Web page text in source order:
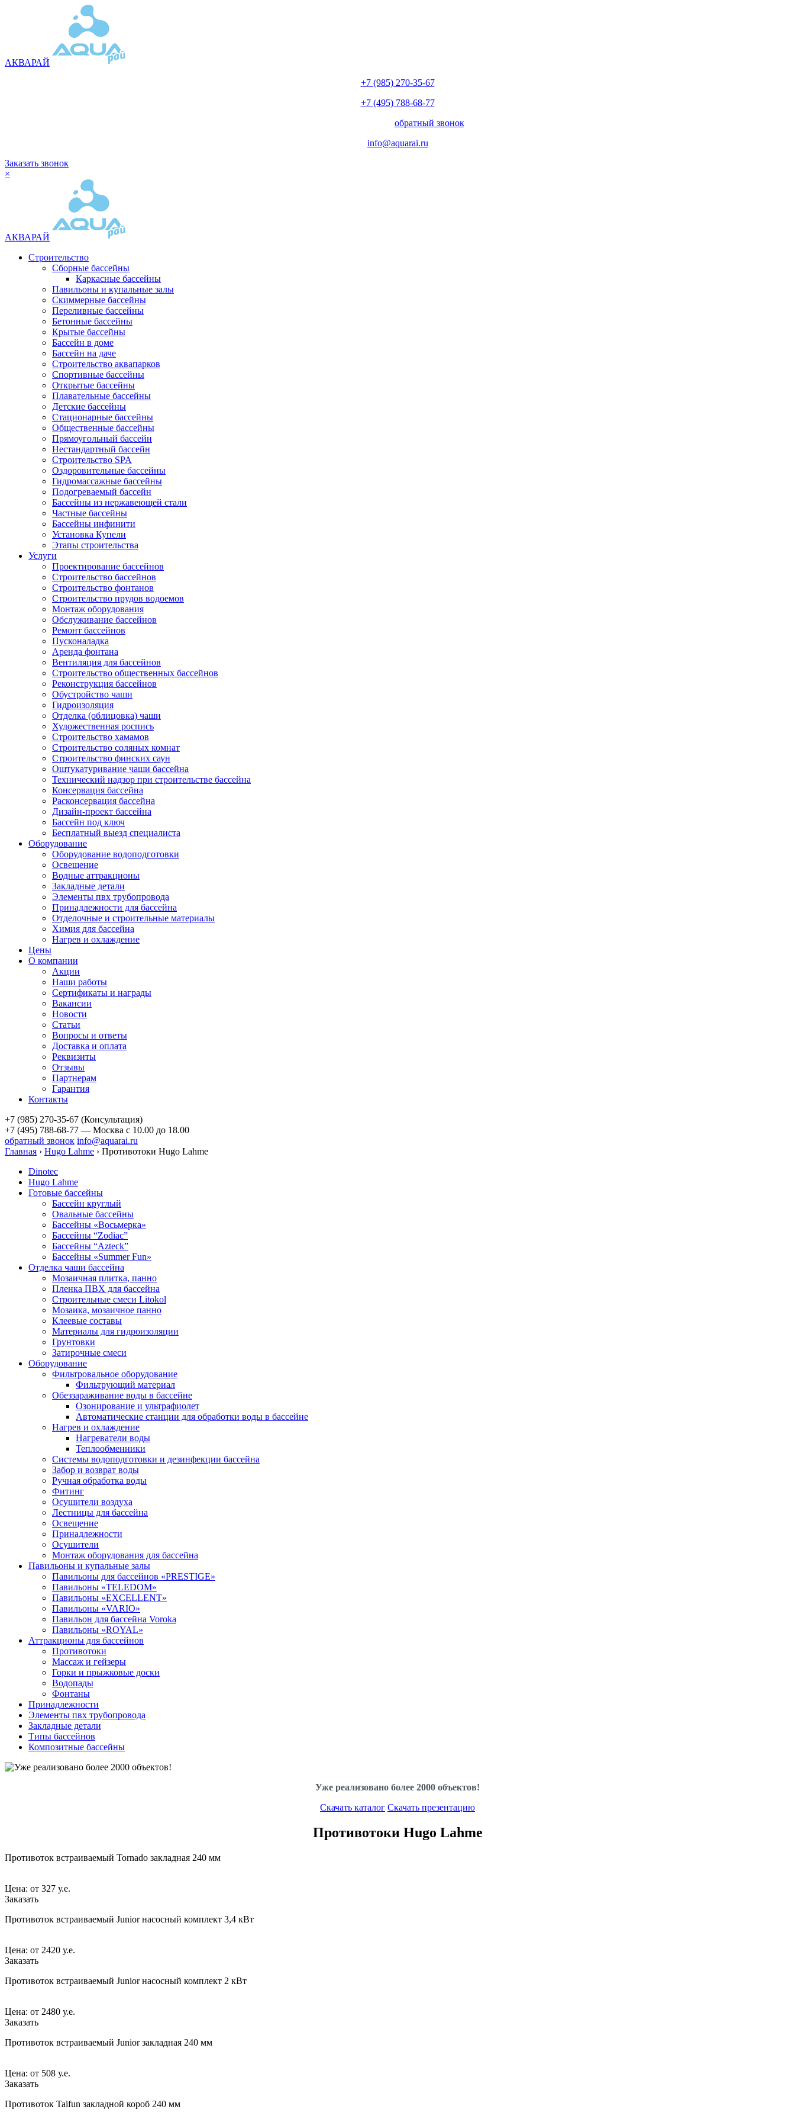
АКВАРАЙ
+7 (985) 270-35-67
+7 (495) 788-68-77
обратный звонок
info@aquarai.ru
Заказать звонок
×
АКВАРАЙ
Строительство
Сборные бассейны
Каркасные бассейны
Павильоны и купальные залы
Скиммерные бассейны
Переливные бассейны
Бетонные бассейны
Крытые бассейны
Бассейн в доме
Бассейн на даче
Строительство аквапарков
Спортивные бассейны
Открытые бассейны
Плавательные бассейны
Детские бассейны
Стационарные бассейны
Общественные бассейны
Прямоугольный бассейн
Нестандартный бассейн
Строительство SPA
Оздоровительные бассейны
Гидромассажные бассейны
Подогреваемый бассейн
Бассейны из нержавеющей стали
Частные бассейны
Бассейны инфинити
Установка Купели
Этапы строительства
Услуги
Проектирование бассейнов
Строительство бассейнов
Строительство фонтанов
Строительство прудов водоемов
Монтаж оборудования
Обслуживание бассейнов
Ремонт бассейнов
Пусконаладка
Аренда фонтана
Вентиляция для бассейнов
Строительство общественных бассейнов
Реконструкция бассейнов
Обустройство чаши
Гидроизоляция
Отделка (облицовка) чаши
Художественная роспись
Строительство хамамов
Строительство соляных комнат
Строительство финских саун
Оштукатуривание чаши бассейна
Технический надзор при строительстве бассейна
Консервация бассейна
Расконсервация бассейна
Дизайн-проект бассейна
Бассейн под ключ
Бесплатный выезд специалиста
Оборудование
Оборудование водоподготовки
Освещение
Водные аттракционы
Закладные детали
Элементы пвх трубопровода
Принадлежности для бассейна
Отделочные и строительные материалы
Химия для бассейна
Нагрев и охлаждение
Цены
О компании
Акции
Наши работы
Сертификаты и награды
Вакансии
Новости
Статьи
Вопросы и ответы
Доставка и оплата
Реквизиты
Отзывы
Партнерам
Гарантия
Контакты
+7 (985) 270-35-67 (Консультация)
+7 (495) 788-68-77 — Москва с 10.00 до 18.00
обратный звонок info@aquarai.ru
Главная › Hugo Lahme › Противотоки Hugo Lahme
Dinotec
Hugo Lahme
Готовые бассейны
Бассейн круглый
Овальные бассейны
Бассейны «Восьмерка»
Бассейны “Zodiac”
Бассейны “Azteck”
Бассейны «Summer Fun»
Отделка чаши бассейна
Мозаичная плитка, панно
Пленка ПВХ для бассейна
Строительные смеси Litokol
Мозаика, мозаичное панно
Клеевые составы
Материалы для гидроизоляции
Грунтовки
Затирочные смеси
Оборудование
Фильтровальное оборудование
Фильтрующий материал
Обеззараживание воды в бассейне
Озонирование и ультрафиолет
Автоматические станции для обработки воды в бассейне
Нагрев и охлаждение
Нагреватели воды
Теплообменники
Системы водоподготовки и дезинфекции бассейна
Забор и возврат воды
Ручная обработка воды
Фитинг
Осушители воздуха
Лестницы для бассейна
Освещение
Принадлежности
Осушители
Монтаж оборудования для бассейна
Павильоны и купальные залы
Павильоны для бассейнов «PRESTIGE»
Павильоны «TELEDOM»
Павильоны «EXCELLENT»
Павильоны «VARIO»
Павильон для бассейна Voroka
Павильоны «ROYAL»
Аттракционы для бассейнов
Противотоки
Массаж и гейзеры
Горки и прыжковые доски
Водопады
Фонтаны
Принадлежности
Элементы пвх трубопровода
Закладные детали
Типы бассейнов
Композитные бассейны
Уже реализовано более 2000 объектов!
Скачать каталог Скачать презентацию
Противотоки Hugo Lahme
Противоток встраиваемый Tornado закладная 240 мм
Цена: от 327 у.е.
Заказать
Противоток встраиваемый Junior насосный комплект 3,4 кВт
Цена: от 2420 у.е.
Заказать
Противоток встраиваемый Junior насосный комплект 2 кВт
Цена: от 2480 у.е.
Заказать
Противоток встраиваемый Junior закладная 240 мм
Цена: от 508 у.е.
Заказать
Противоток Taifun закладной короб 240 мм